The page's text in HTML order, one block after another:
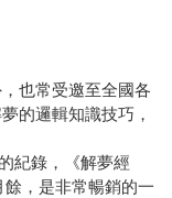
也常受邀至全國各
的邏輯知識技巧，
紀錄，《解夢經
，是非常暢銷的一